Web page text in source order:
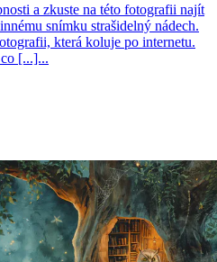
a zkuste na této fotografii najít
snímku strašidelný nádech.
která koluje po internetu.
[...]...